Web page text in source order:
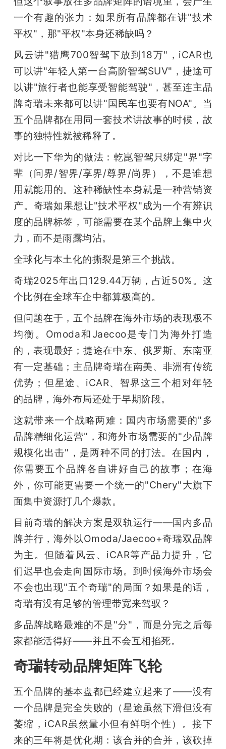
一个有趣的张力：如果所有品牌都在讲"技术
平权"，那"平权"本身还稀缺吗？
风云讲"猎鹰700智驾下放到18万"，iCAR也
可以讲"年轻人第一台高阶智驾SUV"，捷途可
以讲"旅行者也能享受智能驾驶"，甚至连主品
牌奇瑞未来都可以讲"国民车也要有NOA"。当
五个品牌都在用同一套技术讲故事的时候，故
事的独特性就被稀释了。
对比一下华为的做法：乾崑智驾只绑定"界"字
辈（问界/智界/享界/尊界/尚界），不是谁想
用就能用的。这种稀缺性本身就是一种营销资
产。奇瑞如果想让"技术平权"成为一个有辨识
度的品牌标签，可能需要在某个品牌上集中火
力，而不是雨露均沾。
全球化与本土化的撕裂是第三个挑战。
奇瑞2025年出口129.44万辆，占近50%。这
个比例在全球车企中都算极高的。
但问题在于，五个品牌在海外市场的表现极不
均衡。Omoda和Jaecoo是专门为海外打造
的，表现最好；捷途在中东、俄罗斯、东南亚
有一定基础；主品牌奇瑞在南美、非洲有传统
优势；但星途、iCAR、智界这三个相对年轻
的品牌，海外布局还处于早期阶段。
这就带来一个战略两难：国内市场需要的"多
品牌精细化运营"，和海外市场需要的"少品牌
规模化出击"，是两种不同的打法。在国内，
你需要五个品牌各自讲好自己的故事；在海
外，你可能更需要一个统一的"Chery"大旗下
面集中资源打几个爆款。
目前奇瑞的解决方案是双轨运行——国内多品
牌并行，海外以Omoda/Jaecoo+奇瑞双品牌
为主。但随着风云、iCAR等产品力提升，它
们迟早也会走向国际市场。到时候海外市场会
不会也出现"五个奇瑞"的局面？如果是的话，
奇瑞有没有足够的管理带宽来驾驭？
多品牌战略最难的不是"分"，而是分完之后每
家都能活得好——并且不会互相掐死。
奇瑞转动品牌矩阵飞轮
五个品牌的基本盘都已经建立起来了——没有
一个品牌是完全失败的（星途虽然下滑但没有
萎缩，iCAR虽然量小但有鲜明个性）。接下
来的三年将是优化期：该合并的合并，该砍掉